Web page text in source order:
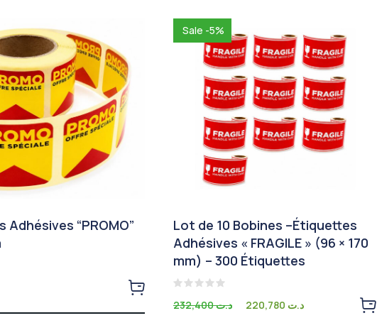
“PROMO”
Sale -5%
Lot de 10 Bobines –Étiquettes
Adhésives « FRAGILE » (96 × 170
mm) – 300 Étiquettes
0
د.ت232,400 د.ت